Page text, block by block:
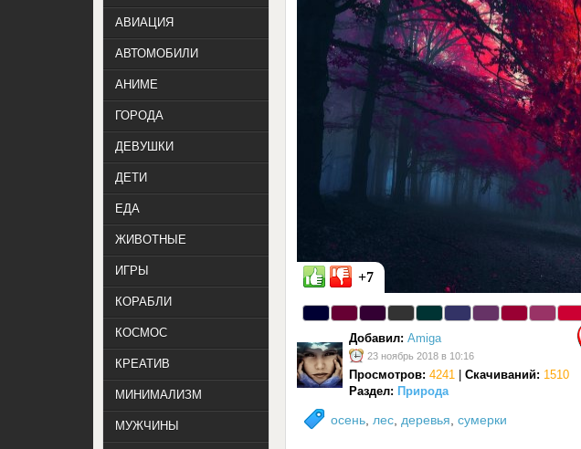
осень лес деревья сумерки
Добавил: Amiga
23 ноябрь 2018 в 10:16
Просмотров: 4241 Скачиваний: 1510
+7
Раздел: Природа
АВИАЦИЯ
АВТОМОБИЛИ
АНИМЕ
ГОРОДА
ДЕВУШКИ
ДЕТИ
ЕДА
ЖИВОТНЫЕ
ИГРЫ
КОРАБЛИ
КОСМОС
КРЕАТИВ
МИНИМАЛИЗМ
МУЖЧИНЫ